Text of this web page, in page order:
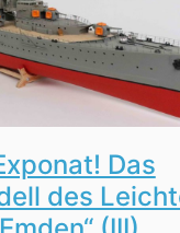
Das
des